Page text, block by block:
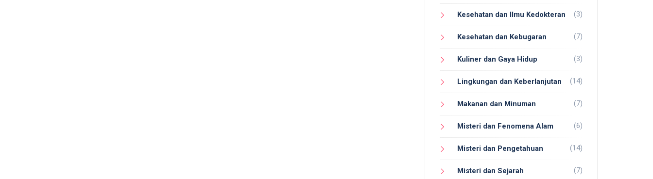
Kesehatan dan Ilmu Kedokteran (3)
Kesehatan dan Kebugaran (7)
Kuliner dan Gaya Hidup (3)
Lingkungan dan Keberlanjutan (14)
Makanan dan Minuman (7)
Misteri dan Fenomena Alam (6)
Misteri dan Pengetahuan (14)
Misteri dan Sejarah (7)